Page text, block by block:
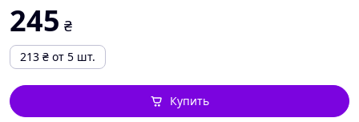
245 ₴
213 ₴ от 5 шт.
Купить